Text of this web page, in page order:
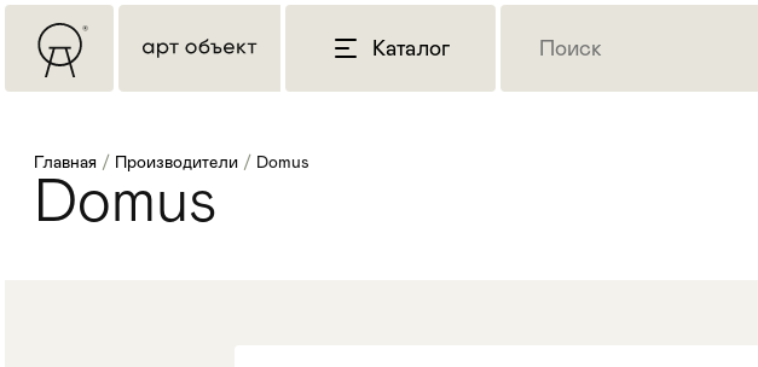
Каталог
Главная / Производители / Domus
Domus